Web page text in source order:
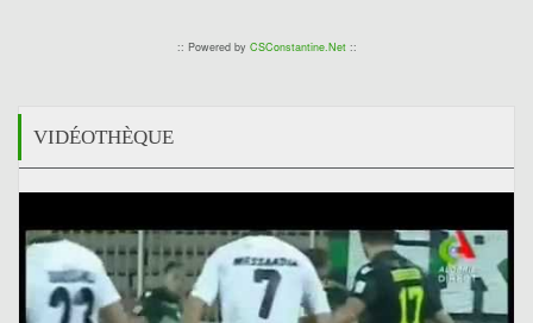
:: Powered by CSConstantine.Net::
VIDÉOTHÈQUE